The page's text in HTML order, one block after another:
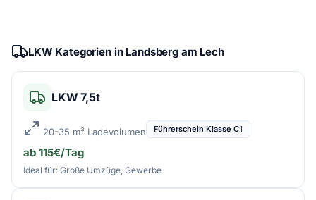
LKW Kategorien in Landsberg am Lech
LKW 7,5t
20-35 m³ Ladevolumen Führerschein Klasse C1
ab 115€/Tag
Ideal für: Große Umzüge, Gewerbe